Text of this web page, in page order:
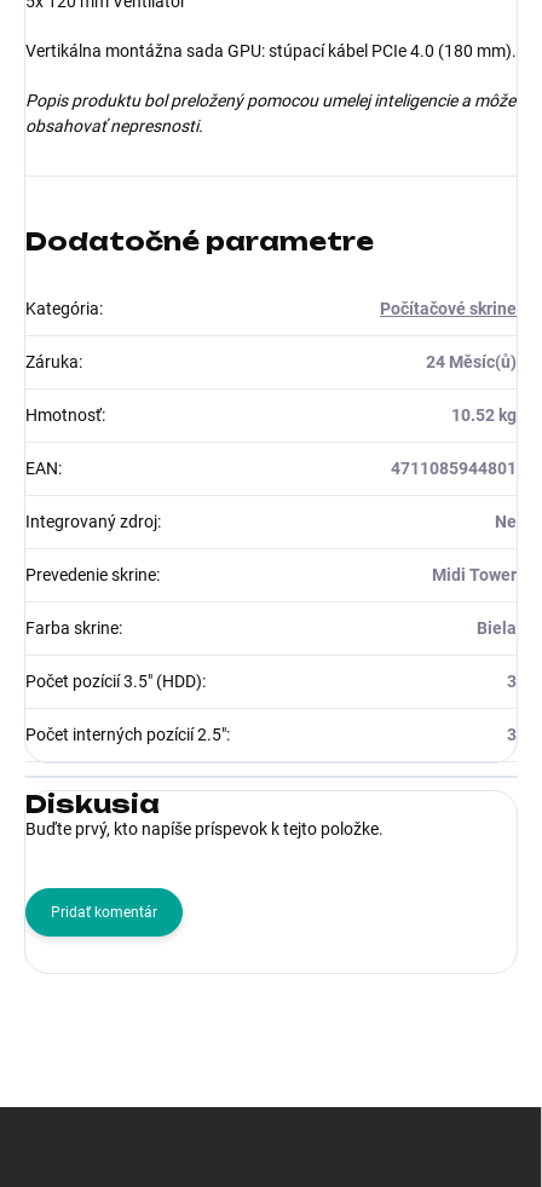
Vertikálna montážna sada GPU: stúpací kábel PCIe 4.0 (180 mm).
Popis produktu bol preložený pomocou umelej inteligencie a môže
obsahovať nepresnosti.
Dodatočné parametre
Kategória: Počítačové skrine
Záruka: 24 Měsíc(ů)
Hmotnosť: 10.52 kg
EAN: 4711085944801
Integrovaný zdroj: Ne
Prevedenie skrine: Midi Tower
Farba skrine: Biela
Počet pozícií 3.5" (HDD): 3
Počet interných pozícií 2.5": 3
Diskusia
Buďte prvý, kto napíše príspevok k tejto položke.
Pridať komentár